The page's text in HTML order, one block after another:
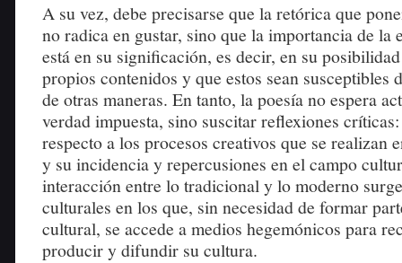
A su vez, debe precisarse que la retórica que
no radica en gustar, sino que la importancia de la
está en su significación, es decir, en su
propios contenidos y que estos sean susceptibles
de otras maneras. En tanto, la poesía no espera
verdad impuesta, sino suscitar reflexiones
respecto a los procesos creativos que se realizan
y su incidencia y repercusiones en el campo
interacción entre lo tradicional y lo moderno
culturales en los que, sin necesidad de formar
cultural, se accede a medios hegemónicos para
producir y difundir su cultura.